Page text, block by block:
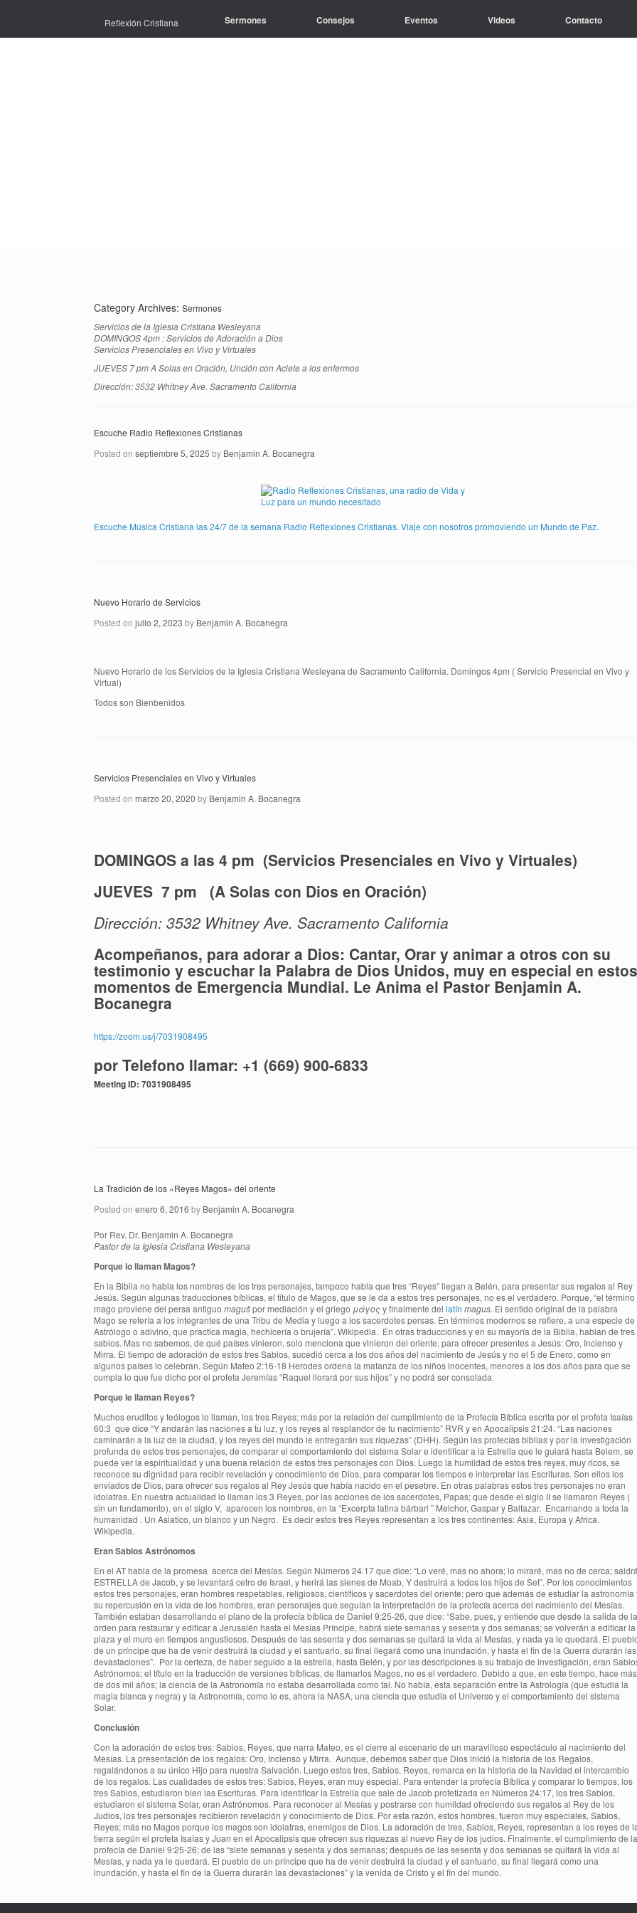
Reflexión Cristiana Sermones Consejos Eventos Videos Contacto
Category Archives: Sermones
Servicios de la Iglesia Cristiana Wesleyana
DOMINGOS 4pm : Servicios de Adoración a Dios
Servicios Presenciales en Vivo y Virtuales
JUEVES 7 pm A Solas en Oración, Unción con Aciete a los enfermos
Dirección: 3532 Whitney Ave. Sacramento California
Escuche Radio Reflexiones Cristianas
Posted on septiembre 5, 2025 by Benjamin A. Bocanegra
Escuche Música Cristiana las 24/7 de la semana Radio Reflexiones Cristianas. Viaje con nosotros promoviendo un Mundo de Paz.
Nuevo Horario de Servicios
Posted on julio 2, 2023 by Benjamin A. Bocanegra
Nuevo Horario de los Servicios de la Iglesia Cristiana Wesleyana de Sacramento California. Domingos 4pm ( Servicio Presencial en Vivo y
Virtual)
Todos son Bienbenidos
Servicios Presenciales en Vivo y Virtuales
Posted on marzo 20, 2020 by Benjamin A. Bocanegra
DOMINGOS a las 4 pm (Servicios Presenciales en Vivo y Virtuales)
JUEVES 7 pm (A Solas con Dios en Oración)
Dirección: 3532 Whitney Ave. Sacramento California
Acompeñanos, para adorar a Dios: Cantar, Orar y animar a otros con su
testimonio y escuchar la Palabra de Dios Unidos, muy en especial en estos
momentos de Emergencia Mundial. Le Anima el Pastor Benjamin A.
Bocanegra
https://zoom.us/j/7031908495
por Telefono llamar: +1 (669) 900-6833
Meeting ID: 7031908495
La Tradición de los «Reyes Magos» del oriente
Posted on enero 6, 2016 by Benjamin A. Bocanegra
Por Rev. Dr. Benjamin A. Bocanegra
Pastor de la Iglesia Cristiana Wesleyana
Porque lo llaman Magos?
En la Biblia no habla los nombres de los tres personajes, tampoco habla que tres “Reyes” llegan a Belén, para presentar sus regalos al Rey
Jesús. Según algunas traducciones bíblicas, el titulo de Magos, que se le da a estos tres personajes, no es el verdadero. Porque, “el término
mago proviene del persa antiguo magušpor mediación y el griego μάγος y finalmente del latín magus. El sentido original de la palabra
Mago se refería a los integrantes de una Tribu de Media y luego a los sacerdotes persas. En términos modernos se refiere, a una especie de
Astrólogo o adivino, que practica magia, hechicería o brujería”. Wikipedia. En otras traducciones y en su mayoría de la Biblia, hablan de tres
sabios. Mas no sabemos, de qué países vinieron, solo menciona que vinieron del oriente, para ofrecer presentes a Jesús: Oro, Incienso y
Mirra. El tiempo de adoración de estos tres Sabios, sucedió cerca a los dos años del nacimiento de Jesús y no el 5 de Enero, como en
algunos países lo celebran. Según Mateo 2:16-18 Herodes ordena la matanza de los niños inocentes, menores a los dos años para que se
cumpla lo que fue dicho por el profeta Jeremías “Raquel llorará por sus hijos” y no podrá ser consolada.
Porque le llaman Reyes?
Muchos eruditos y teólogos lo llaman, los tres Reyes; más por la relación del cumplimiento de la Profecía Bíblica escrita por el profeta Isaías
60:3 que dice “Y andarán las naciones a tu luz, y los reyes al resplandor de tu nacimiento” RVR y en Apocalipsis 21:24. “Las naciones
caminarán a la luz de la ciudad, y los reyes del mundo le entregarán sus riquezas” (DHH). Según las profecías biblias y por la investigación
profunda de estos tres personajes, de comparar el comportamiento del sistema Solar e identificar a la Estrella que le guiará hasta Belem, se
puede ver la espiritualidad y una buena relación de estos tres personajes con Dios. Luego la humildad de estos tres reyes, muy ricos, se
reconoce su dignidad para recibir revelación y conocimiento de Dios, para comparar los tiempos e interpretar las Escrituras. Son ellos los
enviados de Dios, para ofrecer sus regalos al Rey Jesús que había nacido en el pesebre. En otras palabras estos tres personajes no eran
idolatras. En nuestra actualidad lo llaman los 3 Reyes, por las acciones de los sacerdotes, Papas; que desde el siglo II se llamaron Reyes (
sin un fundamento), en el siglo V, aparecen los nombres, en la “Excerpta latina bárbari ” Melchor, Gaspar y Baltazar. Encarnando a toda la
humanidad . Un Asiatico, un blanco y un Negro. Es decir estos tres Reyes representan a los tres continentes: Asia, Europa y Africa.
Wikipedia.
Eran Sabios Astrónomos
En el AT habla de la promesa acerca del Mesías. Según Números 24.17 que dice: “Lo veré, mas no ahora; lo miraré, mas no de cerca;
ESTRELLA de Jacob, y se levantará cetro de Israel, y herirá las sienes de Moab, Y destruirá a todos los hijos de Set”. Por los conocimientos
estos tres personajes, eran hombres respetables, religiosos, científicos y sacerdotes del oriente; pero que además de estudiar la astronomía
su repercusión en la vida de los hombres, eran personajes que seguían la interpretación de la profecía acerca del nacimiento del Mesías.
También estaban desarrollando el plano de la profecía bíblica de Daniel 9:25-26, que dice: “Sabe, pues, y entiende que desde la salida de la
orden para restaurar y edificar a Jerusalén hasta el Mesías Príncipe, habrá siete semanas y sesenta y dos semanas; se volverán a edificar la
plaza y el muro en tiempos angustiosos. Después de las sesenta y dos semanas se quitará la vida al Mesías, y nada ya le quedará. El
de un príncipe que ha de venir destruirá la ciudad y el santuario, su final llegará como una inundación, y hasta el fin de la Guerra durarán las
devastaciones”. Por la certeza, de haber seguido a la estrella, hasta Belén, y por las descripciones a su trabajo de investigación, eran
Astrónomos; el título en la traducción de versiones bíblicas, de llamarlos Magos, no es el verdadero. Debido a que, en este tiempo, hace más
de dos mil años; la ciencia de la Astronomía no estaba desarrollada como tal. No había, esta separación entre la Astrología (que estudia la
magia blanca y negra) y la Astronomía, como lo es, ahora la NASA, una ciencia que estudia el Universo y el comportamiento del sistema
Solar.
Conclusión
Con la adoración de estos tres: Sabios, Reyes, que narra Mateo, es el cierre al escenario de un maravilloso espectáculo al nacimiento del
Mesías. La presentación de los regalos: Oro, Incienso y Mirra. Aunque, debemos saber que Dios inició la historia de los Regalos,
regalándonos a su único Hijo para nuestra Salvación. Luego estos tres, Sabios, Reyes, remarca en la historia de la Navidad el intercambio
de los regalos. Las cualidades de estos tres: Sabios, Reyes, eran muy especial. Para entender la profecía Bíblica y comparar lo tiempos, los
tres Sabios, estudiaron bien las Escrituras. Para identificar la Estrella que sale de Jacob profetizada en Números 24:17, los tres Sabios,
estudiaron el sistema Solar, eran Astrónomos. Para reconocer al Mesías y postrarse con humildad ofreciendo sus regalos al Rey de los
Judios, los tres personajes recibieron revelación y conocimiento de Dios. Por esta razón, estos hombres, fueron muy especiales, Sabios,
Reyes; más no Magos porque los magos son idolatras, enemigos de Dios. La adoración de tres, Sabios, Reyes, representan a los reyes de
tierra según el profeta Isaías y Juan en el Apocalipsis que ofrecen sus riquezas al nuevo Rey de los judios. Finalmente, el cumplimiento de la
profecía de Daniel 9:25-26; de las “siete semanas y sesenta y dos semanas; después de las sesenta y dos semanas se quitará la vida al
Mesías, y nada ya le quedará. El pueblo de un príncipe que ha de venir destruirá la ciudad y el santuario, su final llegará como una
inundación, y hasta el fin de la Guerra durarán las devastaciones” y la venida de Cristo y el fin del mundo.